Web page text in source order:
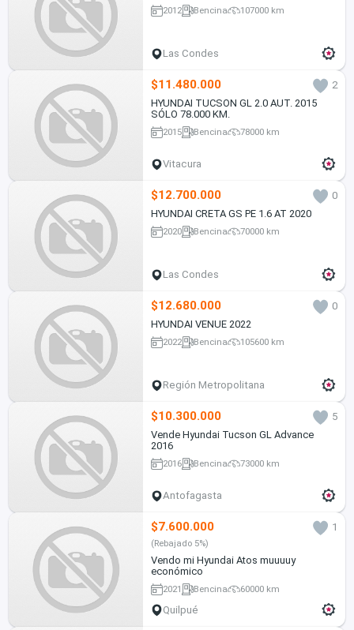
2012 Bencina 107000 km
Las Condes
$11.480.000
2
HYUNDAI TUCSON GL 2.0 AUT. 2015
SÓLO 78.000 KM.
2015 Bencina 78000 km
Vitacura
$12.700.000
0
HYUNDAI CRETA GS PE 1.6 AT 2020
2020 Bencina 70000 km
Las Condes
$12.680.000
0
HYUNDAI VENUE 2022
2022 Bencina 105600 km
Región Metropolitana
$10.300.000
5
Vende Hyundai Tucson GL Advance
2016
2016 Bencina 73000 km
Antofagasta
$7.600.000 1
(Rebajado 5%)
Vendo mi Hyundai Atos muuuuy
económico
2021 Bencina 60000 km
Quilpué